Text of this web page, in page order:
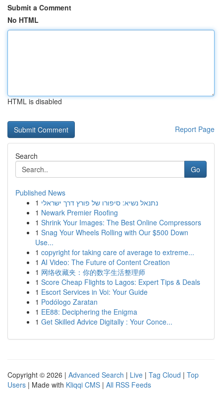
Submit a Comment
No HTML
HTML is disabled
Report Page
Search
Go
Published News
1 נתנאל נשיא: סיפורו של פורץ דרך ישראלי
1 Newark Premier Roofing
1 Shrink Your Images: The Best Online Compressors
1 Snag Your Wheels Rolling with Our $500 Down
Use...
1 copyright for taking care of average to extreme...
1 AI Video: The Future of Content Creation
1 网络收藏夹：你的数字生活整理师
1 Score Cheap Flights to Lagos: Expert Tips & Deals
1 Escort Services in Voi: Your Guide
1 Podólogo Zaratan
1 EE88: Deciphering the Enigma
1 Get Skilled Advice Digitally : Your Conce...
Copyright © 2026 | Advanced Search | Live | Tag Cloud | Top
Users | Made with Kliqqi CMS | All RSS Feeds